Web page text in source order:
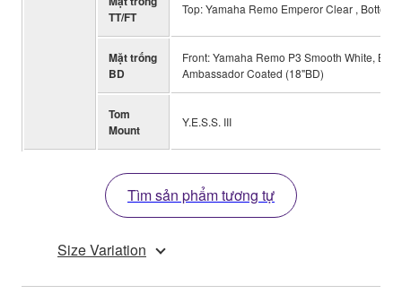
TT/FT
Top: Yamaha Remo Emperor Clear ,
Mặt trống
BD
Front: Yamaha Remo P3 Smooth White,
Ambassador Coated (18"BD)
Tom
Mount
Y.E.S.S. III
Tìm sản phẩm tương tự
Size Variation